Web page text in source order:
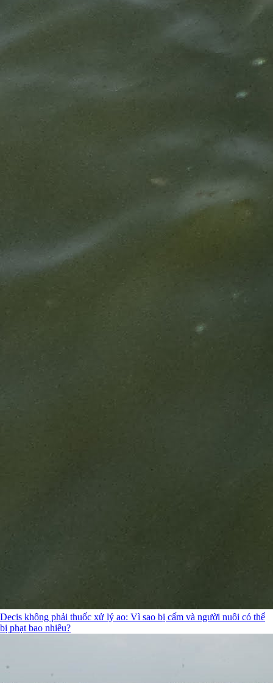
Decis không phải thuốc xử lý ao: Vì sao bị cấm và người nuôi có thể
bị phạt bao nhiêu?